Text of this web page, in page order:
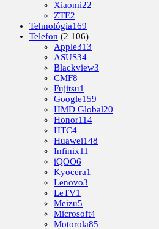
Xiaomi22
ZTE2
Tehnológia169
Telefon (2 106)
Apple313
ASUS34
Blackview3
CMF8
Fujitsu1
Google159
HMD Global20
Honor114
HTC4
Huawei148
Infinix11
iQOO6
Kyocera1
Lenovo3
LeTV1
Meizu5
Microsoft4
Motorola85